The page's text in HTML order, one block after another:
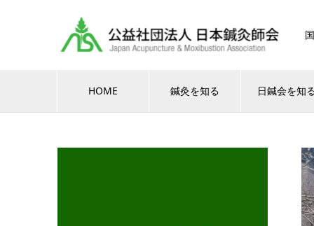
HOME 鍼灸を知る 日鍼会を知